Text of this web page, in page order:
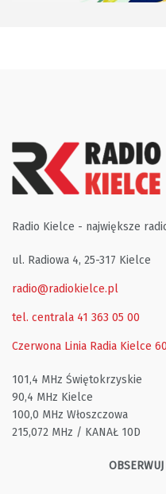
Radio Kielce - największe
ul. Radiowa 4, 25-317 Kielce
radio@radiokielce.pl
tel. centrala 41 363 05 00
Czerwona Linia Radia Kielce
101,4 MHz Świętokrzyskie
90,4 MHz Kielce
100,0 MHz Włoszczowa
215,072 MHz / KANAŁ 10D